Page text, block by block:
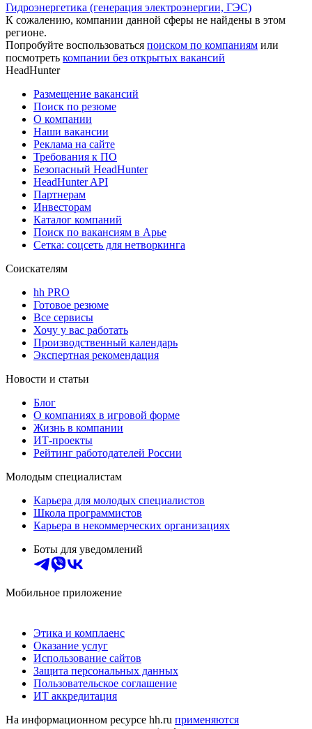
Гидроэнергетика (генерация электроэнергии, ГЭС)
К сожалению, компании данной сферы не найдены в этом
регионе.
Попробуйте воспользоваться поиском по компаниям или
посмотреть компании без открытых вакансий
HeadHunter
Размещение вакансий
Поиск по резюме
О компании
Наши вакансии
Реклама на сайте
Требования к ПО
Безопасный HeadHunter
HeadHunter API
Партнерам
Инвесторам
Каталог компаний
Поиск по вакансиям в Арье
Сетка: соцсеть для нетворкинга
Соискателям
hh PRO
Готовое резюме
Все сервисы
Хочу у вас работать
Производственный календарь
Экспертная рекомендация
Новости и статьи
Блог
О компаниях в игровой форме
Жизнь в компании
ИТ-проекты
Рейтинг работодателей России
Молодым специалистам
Карьера для молодых специалистов
Школа программистов
Карьера в некоммерческих организациях
Боты для уведомлений
Мобильное приложение
Этика и комплаенс
Оказание услуг
Использование сайтов
Защита персональных данных
Пользовательское соглашение
ИТ аккредитация
На информационном ресурсе hh.ru применяются